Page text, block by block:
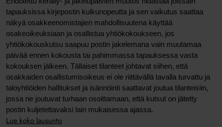
tapauksissa kirjepostin kulkunopeutta ja sen vaikutus saattaa
näkyä osakkeenomistajien mahdollisuutena käyttää
osakeoikeuksiaan ja osallistua yhtiökokoukseen, jos
yhtiökokouskutsu saapuu postin jakelemana vain muutamaa
päivää ennen kokousta tai pahimmassa tapauksessa vasta
kokouksen jälkeen. Tällaiset tilanteet johtavat siihen, että
osakkaiden osallistumisoikeus ei ole riittävällä tavalla turvattu ja
taloyhtiöiden hallitukset ja isännöinti saattavat joutua tilanteisiin,
jossa ne joutuvat turhaan osoittamaan, että kutsut on jätetty
postin kuljetettavaksi lain mukaisessa ajassa.
Lue koko lausunto